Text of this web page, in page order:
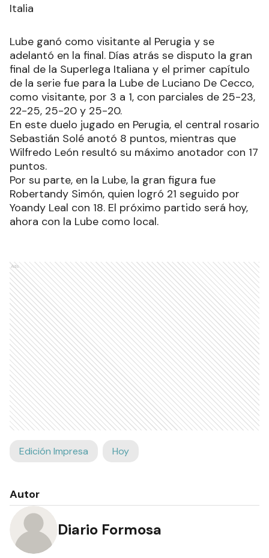
Italia
Lube ganó como visitante al Perugia y se
adelantó en la final. Días atrás se disputo la gran
final de la Superlega Italiana y el primer capítulo
de la serie fue para la Lube de Luciano De Cecco,
como visitante, por 3 a 1, con parciales de 25-23,
22-25, 25-20 y 25-20.
En este duelo jugado en Perugia, el central rosario
Sebastián Solé anotó 8 puntos, mientras que
Wilfredo León resultó su máximo anotador con 17
puntos.
Por su parte, en la Lube, la gran figura fue
Robertandy Simón, quien logró 21 seguido por
Yoandy Leal con 18. El próximo partido será hoy,
ahora con la Lube como local.
Ads
Edición Impresa Hoy
Autor
Diario Formosa